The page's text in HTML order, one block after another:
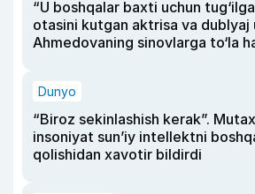
“U boshqalar baxti uchun
otasini kutgan aktrisa va dublyaj
Ahmedovaning sinovlarga to‘la
Dunyo
“Biroz sekinlashish kerak”.
insoniyat sun’iy intellektni
qolishidan xavotir bildirdi